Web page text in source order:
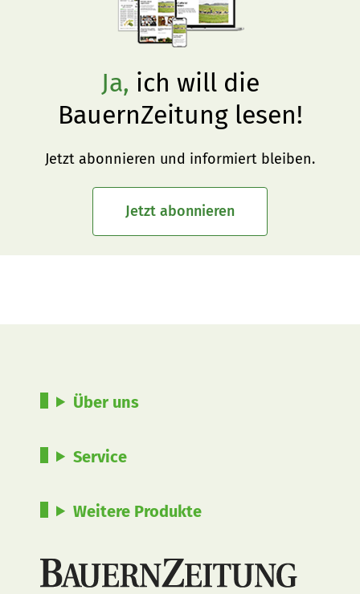
Ja, ich will die
BauernZeitung lesen!
Jetzt abonnieren und informiert bleiben.
Jetzt abonnieren
Über uns
Service
Weitere Produkte